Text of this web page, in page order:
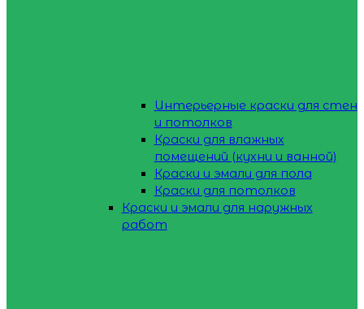
Интерьерные краски для стен
и потолков
Краски для влажных
помещений (кухни и ванной)
Краски и эмали для пола
Краски для потолков
Краски и эмали для наружных
работ